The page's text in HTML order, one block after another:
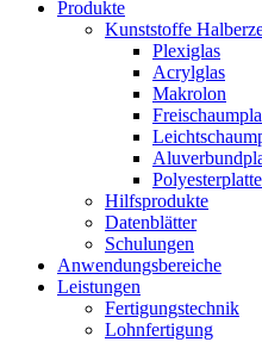
Produkte
Kunststoffe
Plexiglas
Acrylglas
Makrolon
Hilfsprodukte
Datenblätter
Schulungen
Anwendungsbereiche
Leistungen
Fertigungstechnik
Lohnfertigung